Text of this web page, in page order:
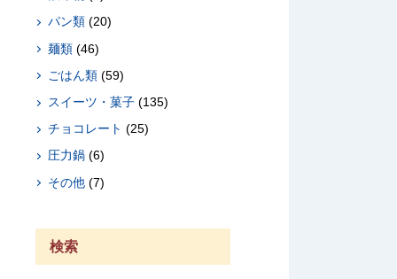
パン類 (20)
麺類 (46)
ごはん類 (59)
スイーツ・菓子 (135)
チョコレート (25)
圧力鍋 (6)
その他 (7)
検索